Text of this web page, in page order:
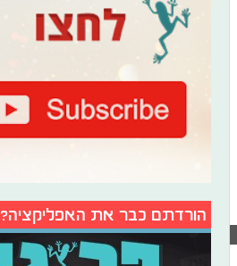
הורדתם כבר את האפליקציה?